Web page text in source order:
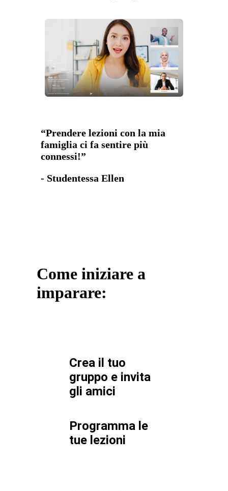
“Prendere lezioni con la mia
famiglia ci fa sentire più
connessi!”
- Studentessa Ellen
Come iniziare a
imparare:
Crea il tuo
gruppo e invita
gli amici
Programma le
tue lezioni